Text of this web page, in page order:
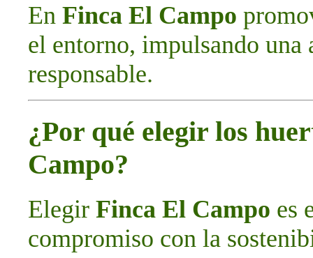
En Finca El Campo
el entorno, impulsando
responsable.
¿Por qué elegir los
Campo?
Elegir Finca El Campo es
compromiso con la